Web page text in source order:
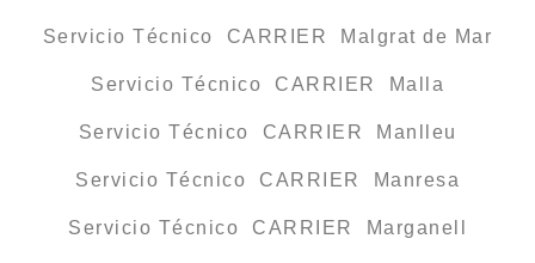
Servicio Técnico CARRIER Malgrat de Mar
Servicio Técnico CARRIER Malla
Servicio Técnico CARRIER Manlleu
Servicio Técnico CARRIER Manresa
Servicio Técnico CARRIER Marganell